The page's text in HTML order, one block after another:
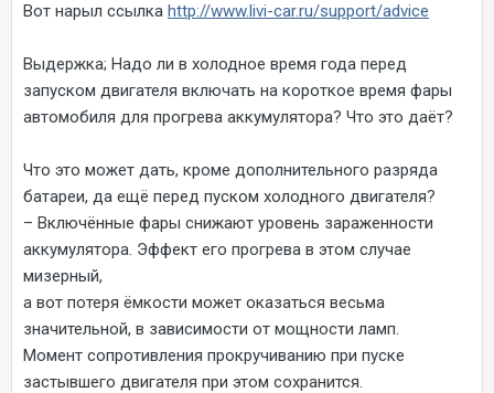
Вот нарыл ссылка http://www.livi-car.ru/support/advice
Выдержка; Надо ли в холодное время года перед
запуском двигателя включать на короткое время фары
автомобиля для прогрева аккумулятора? Что это даёт?
Что это может дать, кроме дополнительного разряда
батареи, да ещё перед пуском холодного двигателя?
– Включённые фары снижают уровень зараженности
аккумулятора. Эффект его прогрева в этом случае
мизерный,
а вот потеря ёмкости может оказаться весьма
значительной, в зависимости от мощности ламп.
Момент сопротивления прокручиванию при пуске
застывшего двигателя при этом сохранится.